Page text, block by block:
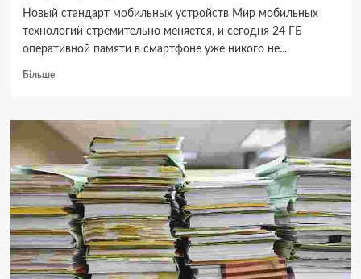
Новый стандарт мобильных устройств Мир мобильных
технологий стремительно меняется, и сегодня 24 ГБ
оперативной памяти в смартфоне уже никого не...
БільшеДокладніше
смартфонам
24
ГБ
оперативной
памяти?